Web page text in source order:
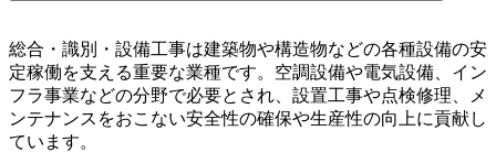
総合・識別・設備工事は建築物や構造物などの各種設備の安
定稼働を支える重要な業種です。空調設備や電気設備、イン
フラ事業などの分野で必要とされ、設置工事や点検修理、メ
ンテナンスをおこない安全性の確保や生産性の向上に貢献し
ています。